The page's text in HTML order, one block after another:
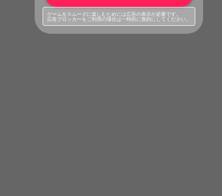
ゲームをスムーズに楽しむためには広告の表示が必要です。
広告ブロッカーをご利用の場合は一時的に無効にしてください。